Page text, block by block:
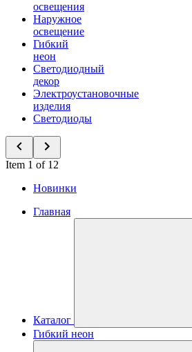
освещения
Наружное
освещение
Гибкий
неон
Светодиодный
декор
Электроустановочные
изделия
Светодиоды
Item 1 of 12
Новинки
Главная
Каталог
Гибкий неон